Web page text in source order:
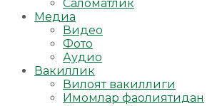
Саломатлик
Медиа
Видео
Фото
Аудио
Вакиллик
Вилоят вакиллиги
Имомлар фаолиятидан